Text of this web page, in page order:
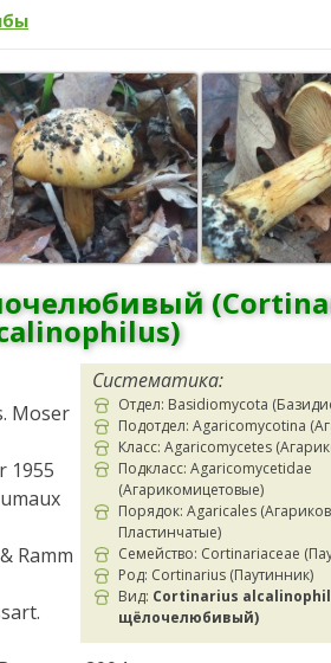
Систематика:
Отдел: Basidiomycota
Подотдел: Agaricomycotina
Класс: Agaricomycetes
Подкласс: Agaricomycetidae
(Агарикомицетовые)
Порядок: Agaricales
Пластинчатые)
Семейство: Cortinariaceae
Род: Cortinarius (Паутинник)
Вид: Cortinarius
щёлочелюбивый)
Moser
1955
Ramm